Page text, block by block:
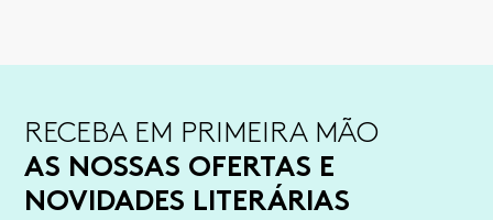
RECEBA EM PRIMEIRA MÃO
AS NOSSAS OFERTAS E
NOVIDADES LITERÁRIAS